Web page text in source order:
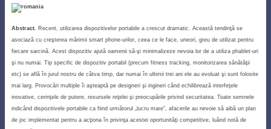
Abstract.
Recent, utilizarea dispozitivelor portabile a crescut dramatic. Această tendinţă se
asociază cu creşterea mărimii smart phone-urilor, ceea ce le face, uneori, greu de utilizat pentru
fiecare sarcină. Acest dispozitiv ajută oamenii să-şi minimalizeze nevoia lor de a utiliza phablet-uri
şi nu numai. Tip specific de dispozitiv portabil (precum fitness tracking, monitorizarea sănătăţii
etc) se află în jurul nostru de câtva timp, dar numai în ultimii trei ani ele au evoluat şi sunt folosite
mai larg. Provocări multiple îi aşteaptă pe designeri şi ingineri când echilibrează interfeţele
inovative, cerinţele de putere, resursele reţelei şi preocupările privind securitatea. Toate semnele
indicând dispozitivele portabile ca fiind următorul „lucru mare”, afacerile au nevoie să aibă un plan
de joc implementat pentru a acţiona în privinţa acestei oportunităţi competitive, luând notă de